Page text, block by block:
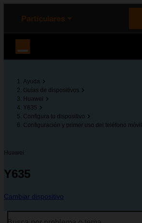
principal
la página
Particulares
Ayuda
Guías de dispositivos
Huawei
Y635
Configura tu dispositivo
Configuración y primer uso del teléfono móvil
Huawei
Y635
Cambiar dispositivo